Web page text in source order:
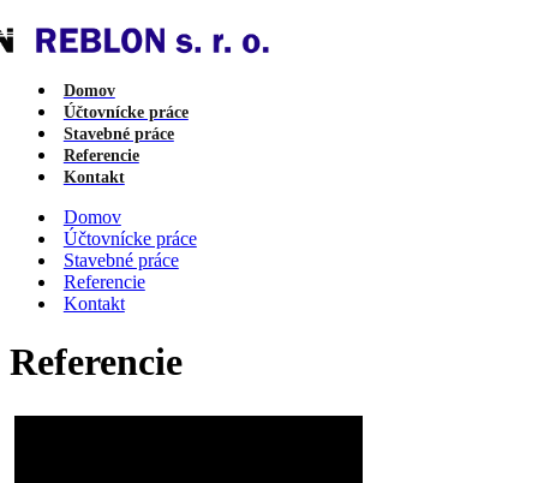
Domov
Účtovnícke práce
Stavebné práce
Referencie
Kontakt
Domov
Účtovnícke práce
Stavebné práce
Referencie
Kontakt
Referencie